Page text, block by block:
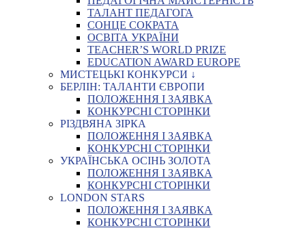
ТАЛАНТ ПЕДАГОГА
СОНЦЕ СОКРАТА
ОСВІТА УКРАЇНИ
TEACHER’S WORLD PRIZE
EDUCATION AWARD EUROPE
МИСТЕЦЬКІ КОНКУРСИ ↓
БЕРЛІН: ТАЛАНТИ ЄВРОПИ
ПОЛОЖЕННЯ І ЗАЯВКА
КОНКУРСНІ СТОРІНКИ
РІЗДВЯНА ЗІРКА
ПОЛОЖЕННЯ І ЗАЯВКА
КОНКУРСНІ СТОРІНКИ
УКРАЇНСЬКА ОСІНЬ ЗОЛОТА
ПОЛОЖЕННЯ І ЗАЯВКА
КОНКУРСНІ СТОРІНКИ
LONDON STARS
ПОЛОЖЕННЯ І ЗАЯВКА
КОНКУРСНІ СТОРІНКИ